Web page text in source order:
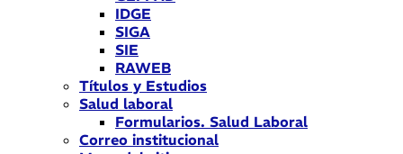
IDGE
SIGA
SIE
RAWEB
Títulos y Estudios
Salud laboral
Formularios. Salud Laboral
Correo institucional